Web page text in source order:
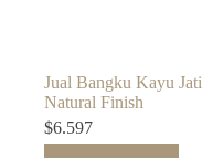
Jual Bangku Kayu Jati
Natural Finish
$6.597